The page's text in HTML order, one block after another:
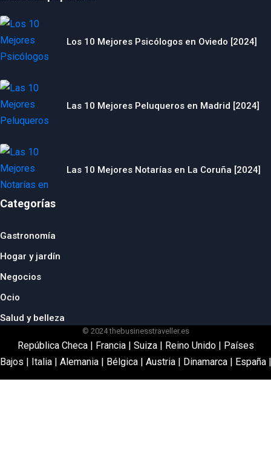
Los 10 Mejores Psicólogos en Oviedo [2024]
Las 10 Mejores Peluqueros en Madrid [2024]
Las 10 Mejores Notarías en La Coruña [2024]
Categorías
Gastronomía
Hogar y jardín
Negocios
Ocio
Salud y belleza
© 2024 thebusinesstraveller.es
República Checa| Francia| Suiza| Reino Unido| Países
Bajos | Italia | Alemania | Bélgica | Austria | Dinamarca | España